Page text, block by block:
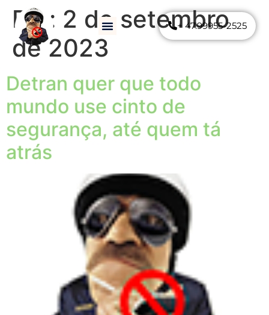
+ 47.99955-2525
Dia: 2 de setembro
de 2023
Detran quer que todo
mundo use cinto de
segurança, até quem tá
atrás